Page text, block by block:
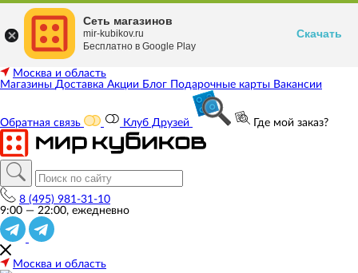
Москва и область
Магазины Доставка Акции Блог Подарочные карты Вакансии
Обратная связь Клуб Друзей Где мой заказ?
8 (495) 981-31-10
9:00 — 22:00, ежедневно
Москва и область
Сеть магазинов
mir-kubikov.ru
Бесплатно в Google Play
Скачать